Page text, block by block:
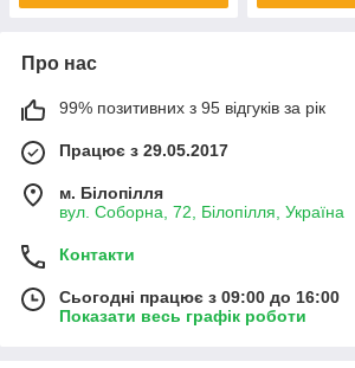
Про нас
99% позитивних з 95 відгуків за рік
Працює з 29.05.2017
м. Білопілля
вул. Соборна, 72, Білопілля, Україна
Контакти
Сьогодні працює з 09:00 до 16:00
Показати весь графік роботи